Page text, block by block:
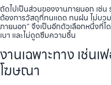
ถัดไปเป็นส่วนของงานภายนอก เช่
ต้องการวัสดุที่ทนแดด ทนฝน ไม่บว
ภายนอก” จึงเป็นอีกตัวเลือกหนึ่งที่โ
เบา และไม่ดูดซึมความชื้น
งานเฉพาะทาง เช่นเ
โฆษณา